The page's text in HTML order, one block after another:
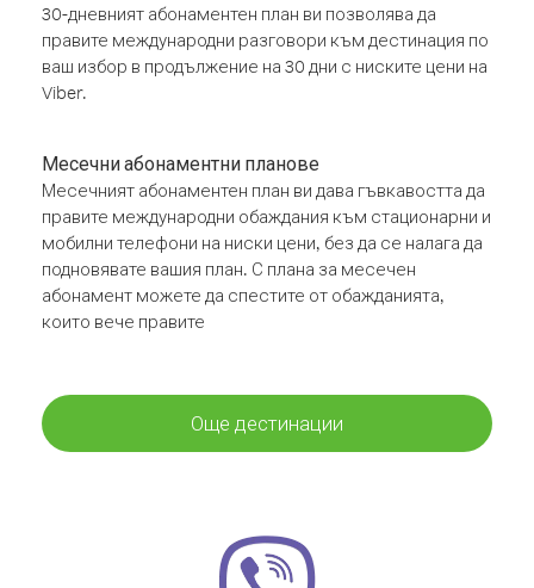
30-дневният абонаментен план ви позволява да
правите международни разговори към дестинация по
ваш избор в продължение на 30 дни с ниските цени на
Viber.
Месечни абонаментни планове
Месечният абонаментен план ви дава гъвкавостта да
правите международни обаждания към стационарни и
мобилни телефони на ниски цени, без да се налага да
подновявате вашия план. С плана за месечен
абонамент можете да спестите от обажданията,
които вече правите
Още дестинации